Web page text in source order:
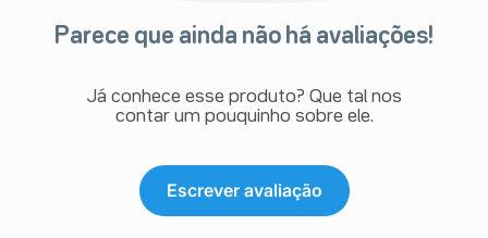
Parece que ainda não há avaliações!
Já conhece esse produto? Que tal nos
contar um pouquinho sobre ele.
Escrever avaliação